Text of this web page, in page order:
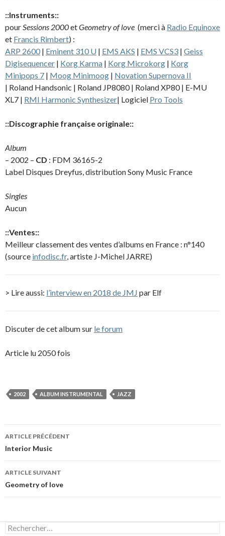
::Instruments::
pourSessions 2000etGeometry of love (merci à Radio Equinoxe
et Francis Rimbert) :
ARP 2600 | Eminent 310 U | EMS AKS | EMS VCS3 | Geiss
Digisequencer | Korg Karma | Korg Microkorg | Korg
Minipops 7 | Moog Minimoog | Novation Supernova II
| Roland Handsonic | Roland JP8080 | Roland XP80 | E-MU
XL7 | RMI Harmonic Synthesizer| Logiciel Pro Tools
::Discographie française originale::
Album
– 2002 – CD : FDM 36165-2
Label Disques Dreyfus, distribution Sony Music France
Singles
Aucun
::Ventes::
Meilleur classement des ventes d’albums en France : n°140
(source infodisc.fr, artiste J-Michel JARRE)
> Lire aussi: l’interview en 2018 de JMJ par Elf
Discuter de cet album sur le forum
Article lu 2050 fois
2002 ALBUM INSTRUMENTAL JAZZ
Navigation
des
articles
ARTICLE PRÉCÉDENT
Interior Music
ARTICLE SUIVANT
Geometry of love
Rechercher :